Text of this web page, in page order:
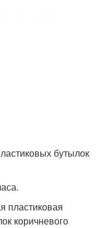
бутылок
пластиковая
коричневого